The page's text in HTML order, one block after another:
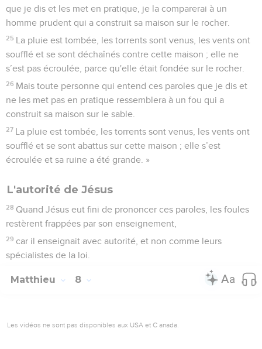
que je dis et les met en pratique, je la comparerai à un
homme prudent qui a construit sa maison sur le rocher.
25 La pluie est tombée, les torrents sont venus, les vents ont
soufflé et se sont déchaînés contre cette maison ; elle ne
s’est pas écroulée, parce qu'elle était fondée sur le rocher.
26 Mais toute personne qui entend ces paroles que je dis et
ne les met pas en pratique ressemblera à un fou qui a
construit sa maison sur le sable.
27 La pluie est tombée, les torrents sont venus, les vents ont
soufflé et se sont abattus sur cette maison ; elle s’est
écroulée et sa ruine a été grande. »
L'autorité de Jésus
28 Quand Jésus eut fini de prononcer ces paroles, les foules
restèrent frappées par son enseignement,
29 car il enseignait avec autorité, et non comme leurs
spécialistes de la loi.
Matthieu 8
Les vidéos ne sont pas disponibles aux USA et C anada.